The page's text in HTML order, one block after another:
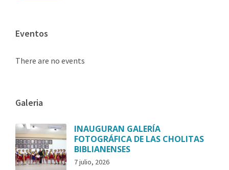
Eventos
There are no events
Galeria
INAUGURAN GALERÍA
FOTOGRÁFICA DE LAS CHOLITAS
BIBLIANENSES
7 julio, 2026